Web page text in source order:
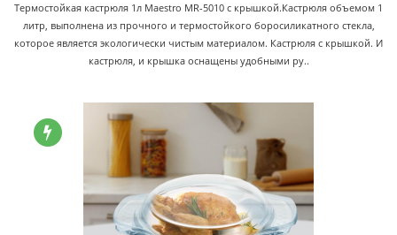
Термостойкая кастрюля 1л Maestro MR-5010 с крышкой.Кастрюля объемом 1
литр, выполнена из прочного и термостойкого боросиликатного стекла,
которое является экологически чистым материалом. Кастрюля с крышкой. И
кастрюля, и крышка оснащены удобными ру..